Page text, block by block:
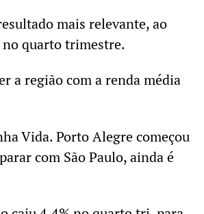
mais relevante, ao
no quarto trimestre.
a região com a renda média
Vida. Porto Alegre começou
com São Paulo, ainda é